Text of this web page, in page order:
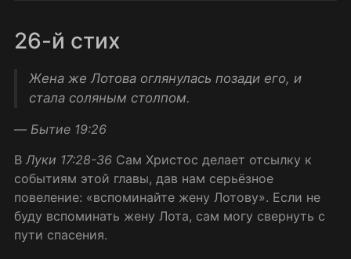
26-й стих
Жена же Лотова оглянулась позади его, и
стала соляным столпом.
— Бытие 19:26
В Луки 17:28-36 Сам Христос делает отсылку к
событиям этой главы, дав нам серьёзное
повеление:
вспоминайте жену Лотову . Если не
буду вспоминать жену Лота, сам могу свернуть с
пути спасения.